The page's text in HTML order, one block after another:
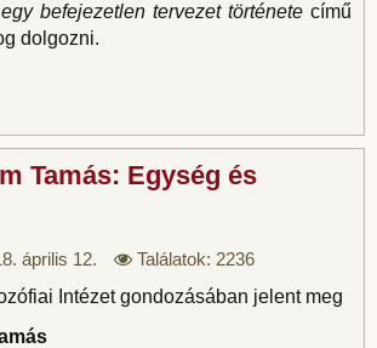
befejezetlen tervezet története című
dolgozni.
Tamás: Egység és
április 12.
Találatok: 2236
Intézet gondozásában jelent meg